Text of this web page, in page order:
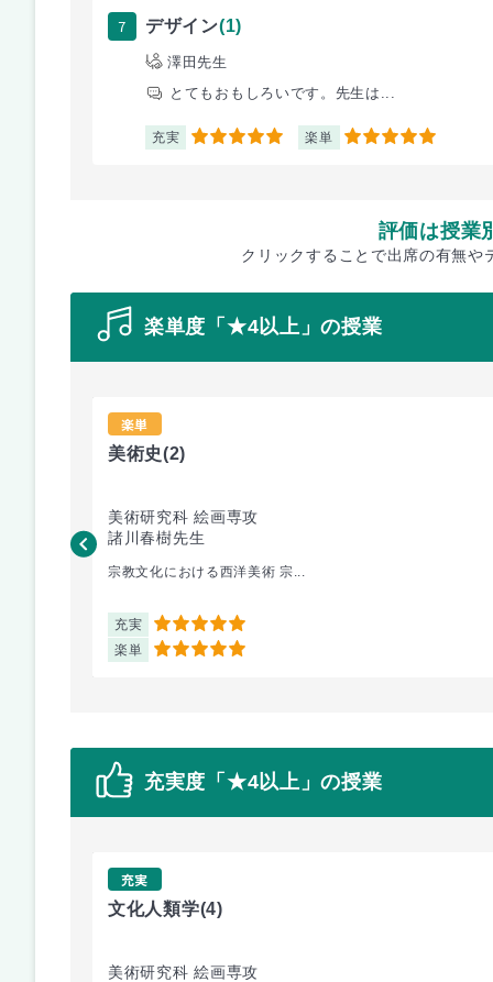
7 デザイン(1)
澤田先生
とてもおもしろいです。先生は...
充実 5 楽単 5
評価は授業
クリックすることで出席の有無や
楽単度「★4以上」の授業
楽単
美術史(2)
美術研究科 絵画専攻
諸川春樹先生
宗教文化における西洋美術 宗...
充実 5
楽単 5
充実度「★4以上」の授業
充実
文化人類学(4)
美術研究科 絵画専攻